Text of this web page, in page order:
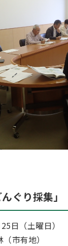
ぐり採集」
日（土曜日）
市有地）